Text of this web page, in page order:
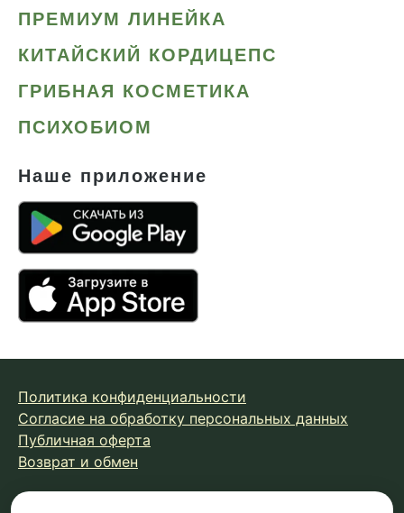
ПРЕМИУМ ЛИНЕЙКА
КИТАЙСКИЙ КОРДИЦЕПС
ГРИБНАЯ КОСМЕТИКА
ПСИХОБИОМ
Наше приложение
Политика конфиденциальности
Согласие на обработку персональных данных
Публичная оферта
Возврат и обмен